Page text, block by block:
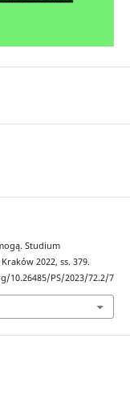
Studium
2022, ss. 379.
10.26485/PS/2023/72.2/7